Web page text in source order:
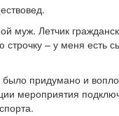
муж. Летчик
– у меня есть
придумано и
мероприятия